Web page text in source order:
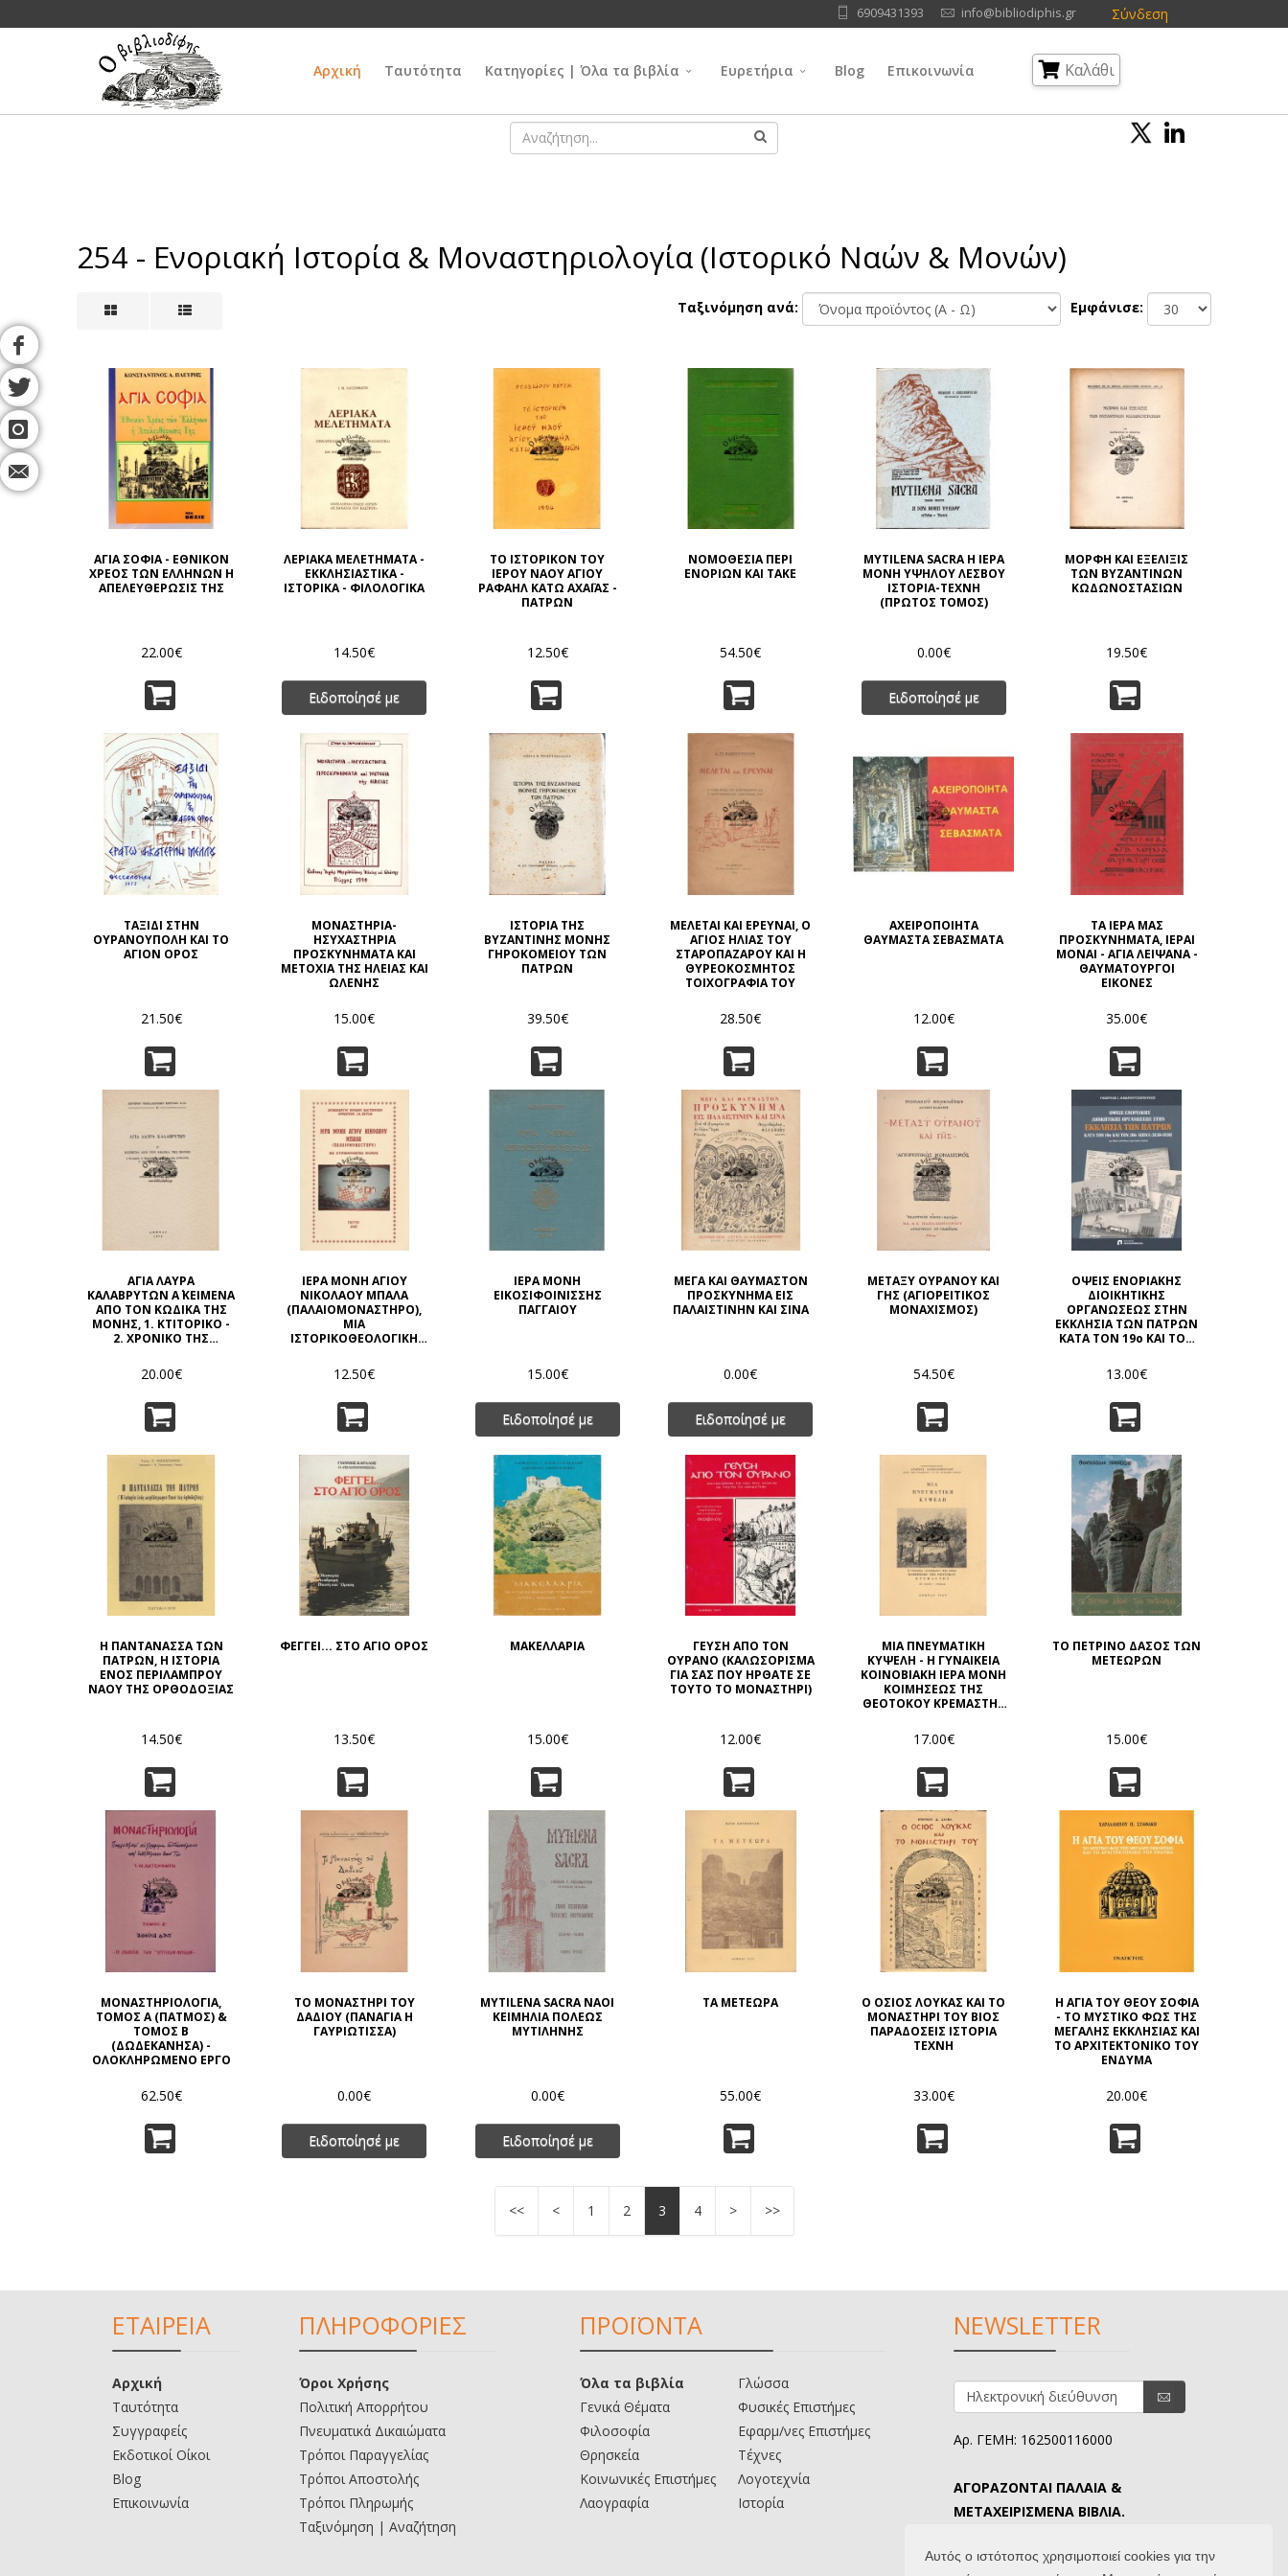
Αυτός ο ιστότοπος χρησιμοποιεί cookies για την
Σύνδεση
6909431393 info@bibliodiphis.gr
Αρχική Ταυτότητα Κατηγορίες | Όλα τα βιβλία Ευρετήρια Blog Επικοινωνία Καλάθι
254 - Ενοριακή Ιστορία & Μοναστηριολογία (Ιστορικό Ναών & Μονών)
Εμφάνισε:
Ταξινόμηση ανά:
ΑΓΙΑ ΣΟΦΙΑ - ΕΘΝΙΚΟΝ
ΧΡΕΟΣ ΤΩΝ ΕΛΛΗΝΩΝ Η
ΑΠΕΛΕΥΘΕΡΩΣΙΣ ΤΗΣ
22.00€
ΛΕΡΙΑΚΑ ΜΕΛΕΤΗΜΑΤΑ -
ΕΚΚΛΗΣΙΑΣΤΙΚΑ -
ΙΣΤΟΡΙΚΑ - ΦΙΛΟΛΟΓΙΚΑ
14.50€
Ειδοποίησέ με
ΤΟ ΙΣΤΟΡΙΚΟΝ ΤΟΥ
ΙΕΡΟΥ ΝΑΟΥ ΑΓΙΟΥ
ΡΑΦΑΗΛ ΚΑΤΩ ΑΧΑΪΑΣ -
ΠΑΤΡΩΝ
12.50€
ΝΟΜΟΘΕΣΙΑ ΠΕΡΙ
ΕΝΟΡΙΩΝ ΚΑΙ ΤΑΚΕ
54.50€
MYTILENA SACRA Η ΙΕΡΑ
ΜΟΝΗ ΥΨΗΛΟΥ ΛΕΣΒΟΥ
ΙΣΤΟΡΙΑ-ΤΕΧΝΗ
(ΠΡΩΤΟΣ ΤΟΜΟΣ)
0.00€
Ειδοποίησέ με
ΜΟΡΦΗ ΚΑΙ ΕΞΕΛΙΞΙΣ
ΤΩΝ ΒΥΖΑΝΤΙΝΩΝ
ΚΩΔΩΝΟΣΤΑΣΙΩΝ
19.50€
ΤΑΞΙΔΙ ΣΤΗΝ
ΟΥΡΑΝΟΥΠΟΛΗ ΚΑΙ ΤΟ
ΑΓΙΟΝ ΟΡΟΣ
21.50€
ΜΟΝΑΣΤΗΡΙΑ-
ΗΣΥΧΑΣΤΗΡΙΑ
ΠΡΟΣΚΥΝΗΜΑΤΑ ΚΑΙ
ΜΕΤΟΧΙΑ ΤΗΣ ΗΛΕΙΑΣ ΚΑΙ
ΩΛΕΝΗΣ
15.00€
ΙΣΤΟΡΙΑ ΤΗΣ
ΒΥΖΑΝΤΙΝΗΣ ΜΟΝΗΣ
ΓΗΡΟΚΟΜΕΙΟΥ ΤΩΝ
ΠΑΤΡΩΝ
39.50€
ΜΕΛΕΤΑΙ ΚΑΙ ΕΡΕΥΝΑΙ, Ο
ΑΓΙΟΣ ΗΛΙΑΣ ΤΟΥ
ΣΤΑΡΟΠΑΖΑΡΟΥ ΚΑΙ Η
ΘΥΡΕΟΚΟΣΜΗΤΟΣ
ΤΟΙΧΟΓΡΑΦΙΑ ΤΟΥ
28.50€
ΑΧΕΙΡΟΠΟΙΗΤΑ
ΘΑΥΜΑΣΤΑ ΣΕΒΑΣΜΑΤΑ
12.00€
ΤΑ ΙΕΡΑ ΜΑΣ
ΠΡΟΣΚΥΝΗΜΑΤΑ, ΙΕΡΑΙ
ΜΟΝΑΙ - ΑΓΙΑ ΛΕΙΨΑΝΑ -
ΘΑΥΜΑΤΟΥΡΓΟΙ
ΕΙΚΟΝΕΣ
35.00€
ΑΓΙΑ ΛΑΥΡΑ
ΚΑΛΑΒΡΥΤΩΝ Α΄ ΚΕΙΜΕΝΑ
ΑΠΟ ΤΟΝ ΚΩΔΙΚΑ ΤΗΣ
ΜΟΝΗΣ, 1. ΚΤΙΤΟΡΙΚΟ -
2. ΧΡΟΝΙΚΟ ΤΗΣ
1779) - 3. ΑΚΟΛΟΥΘΙΑ
ΤΟΥ ΑΓΙΟΥ ΑΛΕΞΙΟΥ
20.00€
ΙΕΡΑ ΜΟΝΗ ΑΓΙΟΥ
ΝΙΚΟΛΑΟΥ ΜΠΑΛΑ
(ΠΑΛΑΙΟΜΟΝΑΣΤΗΡΟ),
ΜΙΑ
ΙΣΤΟΡΙΚΟΘΕΟΛΟΓΙΚΗ
12.50€
ΙΕΡΑ ΜΟΝΗ
ΕΙΚΟΣΙΦΟΙΝΙΣΣΗΣ
ΠΑΓΓΑΙΟΥ
15.00€
Ειδοποίησέ με
ΜΕΓΑ ΚΑΙ ΘΑΥΜΑΣΤΟΝ
ΠΡΟΣΚΥΝΗΜΑ ΕΙΣ
ΠΑΛΑΙΣΤΙΝΗΝ ΚΑΙ ΣΙΝΑ
0.00€
Ειδοποίησέ με
ΜΕΤΑΞΥ ΟΥΡΑΝΟΥ ΚΑΙ
ΓΗΣ (ΑΓΙΟΡΕΙΤΙΚΟΣ
ΜΟΝΑΧΙΣΜΟΣ)
54.50€
ΟΨΕΙΣ ΕΝΟΡΙΑΚΗΣ
ΔΙΟΙΚΗΤΙΚΗΣ
ΟΡΓΑΝΩΣΕΩΣ ΣΤΗΝ
ΕΚΚΛΗΣΙΑ ΤΩΝ ΠΑΤΡΩΝ
ΚΑΤΑ ΤΟΝ 19ο ΚΑΙ ΤΟΝ
13.00€
Η ΠΑΝΤΑΝΑΣΣΑ ΤΩΝ
ΠΑΤΡΩΝ, Η ΙΣΤΟΡΙΑ
ΕΝΟΣ ΠΕΡΙΛΑΜΠΡΟΥ
ΝΑΟΥ ΤΗΣ ΟΡΘΟΔΟΞΙΑΣ
14.50€
ΦΕΓΓΕΙ... ΣΤΟ ΑΓΙΟ ΟΡΟΣ
13.50€
ΜΑΚΕΛΛΑΡΙΑ
15.00€
ΓΕΥΣΗ ΑΠΟ ΤΟΝ
ΟΥΡΑΝΟ (ΚΑΛΩΣΟΡΙΣΜΑ
ΓΙΑ ΣΑΣ ΠΟΥ ΗΡΘΑΤΕ ΣΕ
ΤΟΥΤΟ ΤΟ ΜΟΝΑΣΤΗΡΙ)
12.00€
ΜΙΑ ΠΝΕΥΜΑΤΙΚΗ
ΚΥΨΕΛΗ - Η ΓΥΝΑΙΚΕΙΑ
ΚΟΙΝΟΒΙΑΚΗ ΙΕΡΑ ΜΟΝΗ
ΚΟΙΜΗΣΕΩΣ ΤΗΣ
ΘΕΟΤΟΚΟΥ ΚΡΕΜΑΣΤΗΣ
17.00€
ΤΟ ΠΕΤΡΙΝΟ ΔΑΣΟΣ ΤΩΝ
ΜΕΤΕΩΡΩΝ
15.00€
ΜΟΝΑΣΤΗΡΙΟΛΟΓΙΑ,
ΤΟΜΟΣ Α (ΠΑΤΜΟΣ) &
ΤΟΜΟΣ Β
(ΔΩΔΕΚΑΝΗΣΑ) -
ΟΛΟΚΛΗΡΩΜΕΝΟ ΕΡΓΟ
62.50€
ΤΟ ΜΟΝΑΣΤΗΡΙ ΤΟΥ
ΔΑΔΙΟΥ (ΠΑΝΑΓΙΑ Η
ΓΑΥΡΙΩΤΙΣΣΑ)
0.00€
Ειδοποίησέ με
MYTILENA SACRA ΝΑΟΙ
ΚΕΙΜΗΛΙΑ ΠΟΛΕΩΣ
ΜΥΤΙΛΗΝΗΣ
0.00€
Ειδοποίησέ με
ΤΑ ΜΕΤΕΩΡΑ
55.00€
Ο ΟΣΙΟΣ ΛΟΥΚΑΣ ΚΑΙ ΤΟ
ΜΟΝΑΣΤΗΡΙ ΤΟΥ ΒΙΟΣ
ΠΑΡΑΔΟΣΕΙΣ ΙΣΤΟΡΙΑ
ΤΕΧΝΗ
33.00€
Η ΑΓΙΑ ΤΟΥ ΘΕΟΥ ΣΟΦΙΑ
- ΤΟ ΜΥΣΤΙΚΟ ΦΩΣ ΤΗΣ
ΜΕΓΑΛΗΣ ΕΚΚΛΗΣΙΑΣ ΚΑΙ
ΤΟ ΑΡΧΙΤΕΚΤΟΝΙΚΟ ΤΟΥ
ΕΝΔΥΜΑ
20.00€
<< < 1 2 3 4 > >>
ΕΤΑΙΡΕΙΑ
Αρχική
Ταυτότητα
Συγγραφείς
Εκδοτικοί Οίκοι
Blog
Επικοινωνία
ΠΛΗΡΟΦΟΡΙΕΣ
Όροι Χρήσης
Πολιτική Απορρήτου
Πνευματικά Δικαιώματα
Τρόποι Παραγγελίας
Τρόποι Αποστολής
Τρόποι Πληρωμής
Ταξινόμηση | Αναζήτηση
ΠΡΟΪΟΝΤΑ
Όλα τα βιβλία
Γενικά Θέματα
Φιλοσοφία
Θρησκεία
Κοινωνικές Επιστήμες
Λαογραφία
Γλώσσα
Φυσικές Επιστήμες
Εφαρμ/νες Επιστήμες
Τέχνες
Λογοτεχνία
Ιστορία
NEWSLETTER
Αρ. ΓΕΜΗ: 162500116000
ΑΓΟΡΑΖΟΝΤΑΙ ΠΑΛΑΙΑ &
ΜΕΤΑΧΕΙΡΙΣΜΕΝΑ ΒΙΒΛΙΑ.